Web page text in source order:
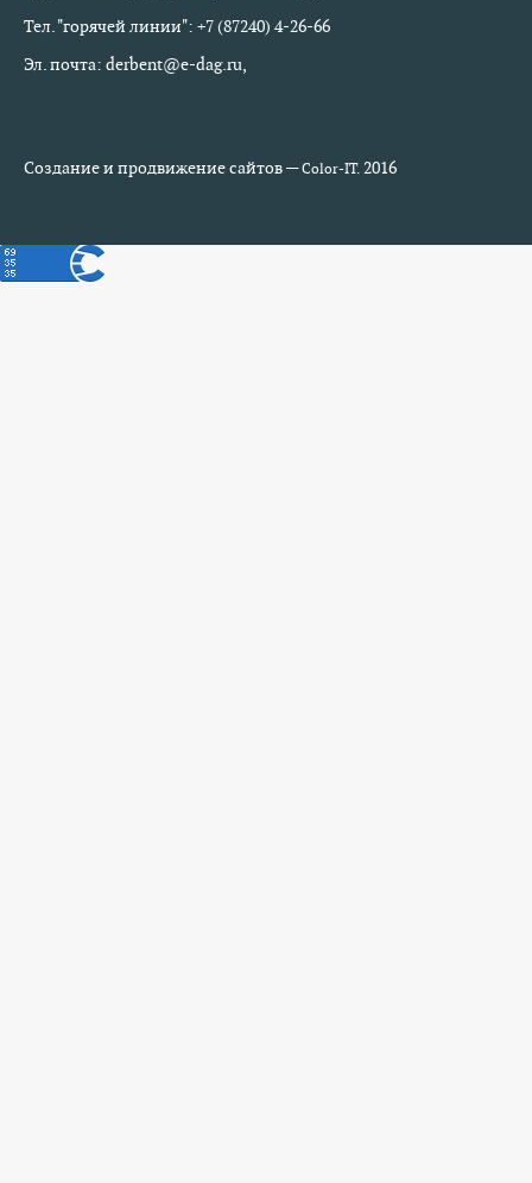
Тел. "горячей линии": +7 (87240) 4-26-66
Эл. почта: derbent@e-dag.ru,
Создание и продвижение сайтов —Color-IT.2016